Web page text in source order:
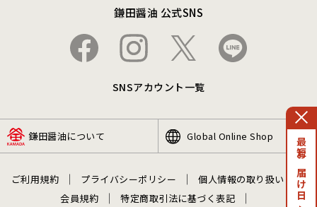
最短お届け日
鎌田醤油 公式SNS
SNSアカウント一覧
鎌田醤油について Global Online Shop
ご利用規約 プライバシーポリシー
個人情報の取り扱い
会員規約
特定商取引法に基づく表記